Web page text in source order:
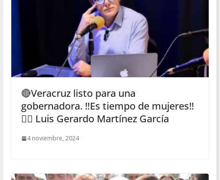
🔴Veracruz listo para una
gobernadora. ‼️Es tiempo de mujeres‼️
✍🏻 Luis Gerardo Martínez García
4 noviembre, 2024